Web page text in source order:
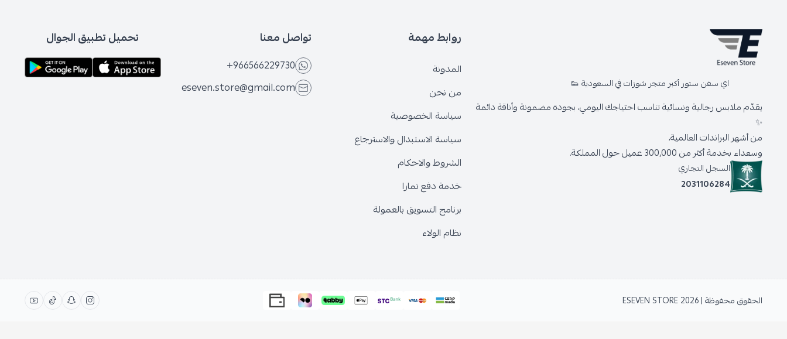
اي سفن ستور أكبر متجر شوزات في السعودية 👟
يقدّم ملابس رجالية ونسائية تناسب احتياجك اليومي، بجودة مضمونة وأناقة دائمة
✨
من أشهر البراندات العالمية،
وسعداء بخدمة أكثر من 300,000 عميل حول المملكة.
السجل التجاري
2031106284
روابط مهمة
المدونة
من نحن
سياسة الخصوصية
سياسة الاستبدال والاسترجاع
الشروط والاحكام
خدمة دفع تمارا
برنامج التسويق بالعمولة
نظام الولاء
تواصل معنا
+966566229730
eseven.store@gmail.com
تحميل تطبيق الجوال
الحقوق محفوظة | 2026 ESEVEN STORE